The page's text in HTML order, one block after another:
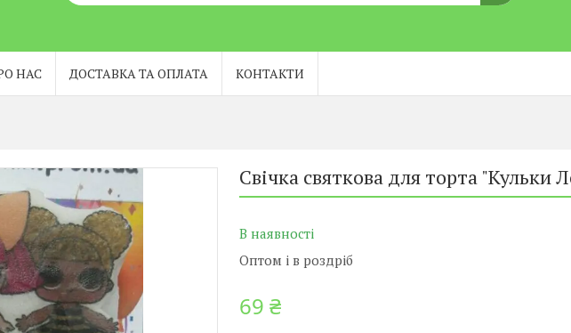
НАС ДОСТАВКА ТА ОПЛАТА КОНТАКТИ
Свічка святкова для торта "Кульки
В наявності
Оптом і в роздріб
69 ₴